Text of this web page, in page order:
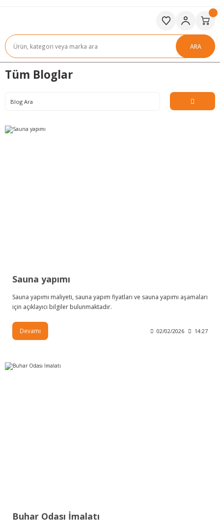
ARA
Tüm Bloglar
Sauna yapımı
Sauna yapımı maliyeti, sauna yapım fiyatları ve sauna yapımı aşamaları
için açıklayıcı bilgiler bulunmaktadır.
Devamı 02/02/2026 14:27
Buhar Odası İmalatı